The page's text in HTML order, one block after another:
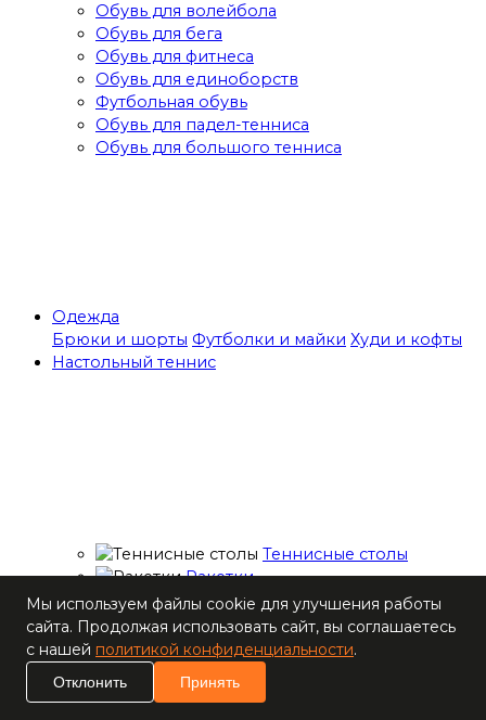
Обувь для волейбола
Обувь для бега
Обувь для фитнеса
Обувь для единоборств
Футбольная обувь
Обувь для падел-тенниса
Обувь для большого тенниса
Одежда
Брюки и шорты Футболки и майки Худи и кофты
Настольный теннис
Теннисные столы
Ракетки
Накладки для
ракеток
Основания для
ракеток
Мячи
Мы используем файлы cookie для улучшения работы
сайта. Продолжая использовать сайт, вы соглашаетесь
с нашей политикой конфиденциальности.
Отклонить Принять